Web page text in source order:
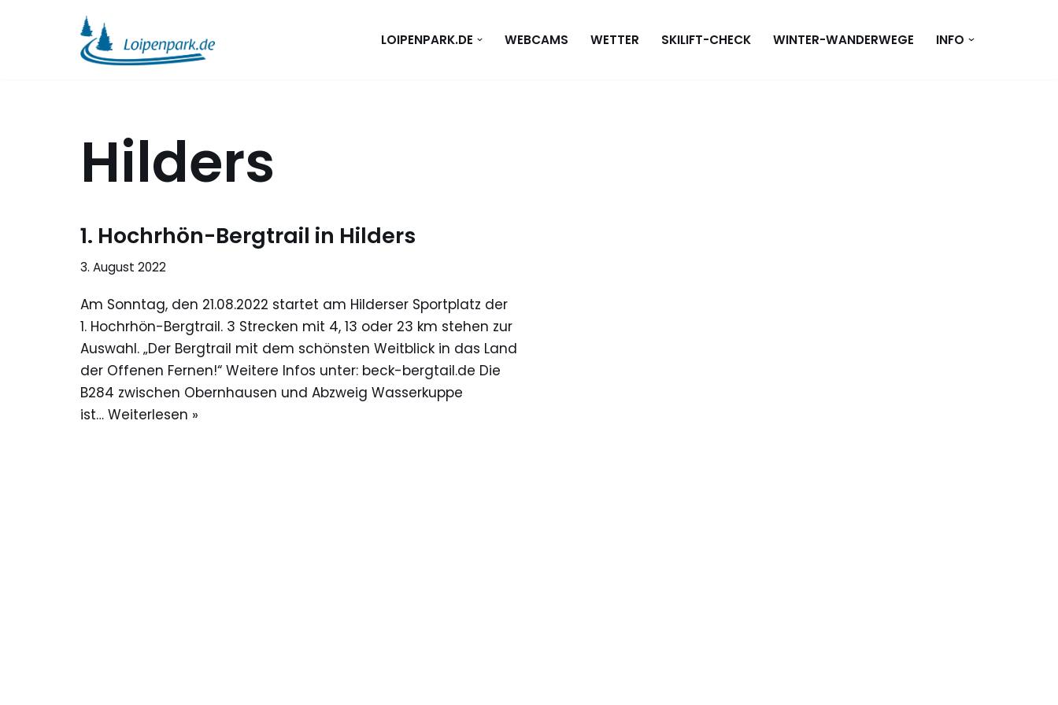
LOIPENPARK.DE WEBCAMS WETTER SKILIFT-CHECK WINTER-WANDERWEGE INFO
Hilders
1. Hochrhön-Bergtrail in Hilders
3. August 2022
Am Sonntag, den 21.08.2022 startet am Hilderser Sportplatz der
1. Hochrhön-Bergtrail. 3 Strecken mit 4, 13 oder 23 km stehen zur
Auswahl. „Der Bergtrail mit dem schönsten Weitblick in das Land
der Offenen Fernen!“ Weitere Infos unter: beck-bergtail.de Die
B284 zwischen Obernhausen und Abzweig Wasserkuppe
ist… Weiterlesen »